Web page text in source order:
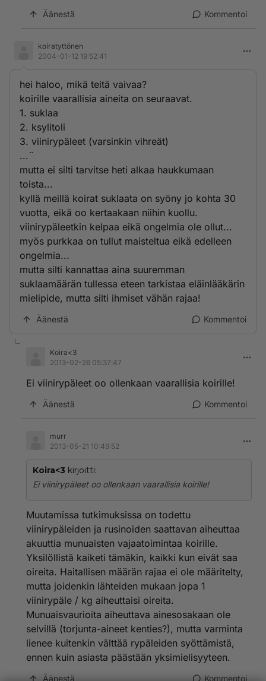
Äänestä Kommentoi
koiratyttönen
2004-01-12 19:52:41
hei haloo, mikä teitä vaivaa?
koirille vaarallisia aineita on seuraavat.
1. suklaa
2. ksylitoli
3. viinirypäleet (varsinkin vihreät)
...¨
mutta ei silti tarvitse heti alkaa haukkumaan
toista...
kyllä meillä koirat suklaata on syöny jo kohta 30
vuotta, eikä oo kertaakaan niihin kuollu.
viinirypäleetkin kelpaa eikä ongelmia ole ollut...
myös purkkaa on tullut maisteltua eikä edelleen
ongelmia...
mutta silti kannattaa aina suuremman
suklaamäärän tullessa eteen tarkistaa eläinlääkärin
mielipide, mutta silti ihmiset vähän rajaa!
Äänestä Kommentoi
Koira<3
2013-02-26 05:37:47
Ei viinirypäleet oo ollenkaan vaarallisia koirille!
Äänestä Kommentoi
murr
2013-05-21 10:49:52
Koira<3 kirjoitti:
Ei viinirypäleet oo ollenkaan vaarallisia koirille!
Muutamissa tutkimuksissa on todettu
viinirypäleiden ja rusinoiden saattavan aiheuttaa
akuuttia munuaisten vajaatoimintaa koirille.
Yksilöllistä kaiketi tämäkin, kaikki kun eivät saa
oireita. Haitallisen määrän rajaa ei ole määritelty,
mutta joidenkin lähteiden mukaan jopa 1
viinirypäle / kg aiheuttaisi oireita.
Munuaisvaurioita aiheuttava ainesosakaan ole
selvillä (torjunta-aineet kenties?), mutta varminta
lienee kuitenkin välttää rypäleiden syöttämistä,
ennen kuin asiasta päästään yksimielisyyteen.
Äänestä Kommentoi